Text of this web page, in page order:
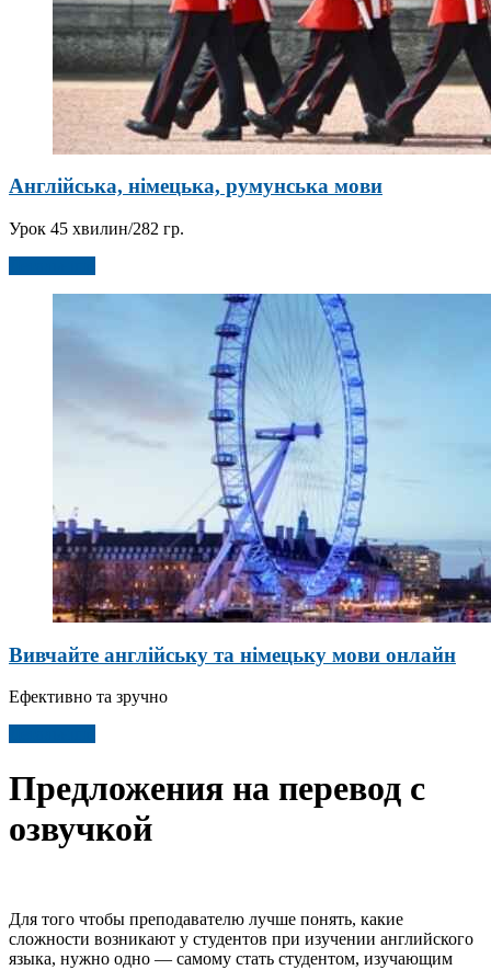
Англійська, німецька, румунська мови
Урок 45 хвилин/282 гр.
Вивчайте англійську та німецьку мови онлайн
Ефективно та зручно
Предложения на перевод с
озвучкой
Для того чтобы преподавателю лучше понять, какие
сложности возникают у студентов при изучении английского
языка, нужно одно — самому стать студентом, изучающим